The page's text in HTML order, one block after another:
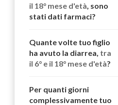
il 18° mese d'età , sono
stati dati farmaci?
Quante volte tuo figlio
ha avuto la diarrea, tra
il 6° e il 18° mese d'età?
Per quanti giorni
complessivamente tuo